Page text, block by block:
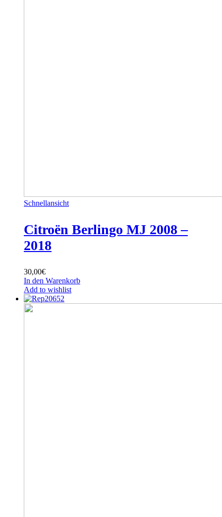
Schnellansicht
Citroën Berlingo MJ 2008 –
2018
30,00€
In den Warenkorb
Add to wishlist